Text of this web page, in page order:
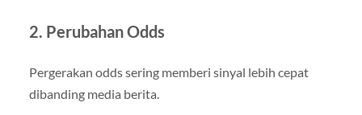
2. Perubahan Odds
Pergerakan odds sering memberi sinyal lebih cepat
dibanding media berita.